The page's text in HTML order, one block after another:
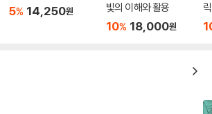
5% 14,250원
빛의 이해와 활용
10% 18,000원